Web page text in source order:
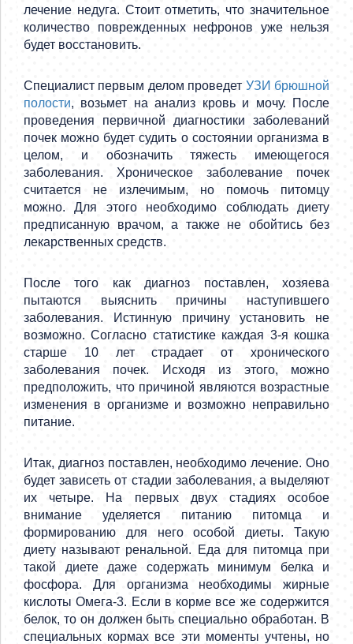
лечение недуга. Стоит отметить, что значительное
количество поврежденных нефронов уже нельзя
будет восстановить.
Специалист первым делом проведет УЗИ брюшной
полости, возьмет на анализ кровь и мочу. После
проведения первичной диагностики заболеваний
почек можно будет судить о состоянии организма в
целом, и обозначить тяжесть имеющегося
заболевания. Хроническое заболевание почек
считается не излечимым, но помочь питомцу
можно. Для этого необходимо соблюдать диету
предписанную врачом, а также не обойтись без
лекарственных средств.
После того как диагноз поставлен, хозяева
пытаются выяснить причины наступившего
заболевания. Истинную причину установить не
возможно. Согласно статистике каждая 3-я кошка
старше 10 лет страдает от хронического
заболевания почек. Исходя из этого, можно
предположить, что причиной являются возрастные
изменения в организме и возможно неправильно
питание.
Итак, диагноз поставлен, необходимо лечение. Оно
будет зависеть от стадии заболевания, а выделяют
их четыре. На первых двух стадиях особое
внимание уделяется питанию питомца и
формированию для него особой диеты. Такую
диету называют ренальной. Еда для питомца при
такой диете даже содержать минимум белка и
фосфора. Для организма необходимы жирные
кислоты Омега-3. Если в корме все же содержится
белок, то он должен быть специально обработан. В
специальных кормах все эти моменты учтены, но